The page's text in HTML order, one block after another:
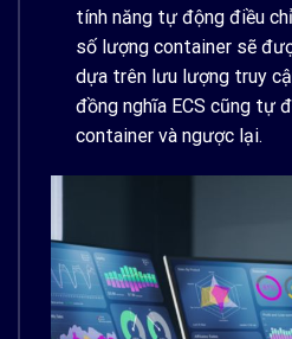
tính năng tự động điều
số lượng container sẽ
dựa trên lưu lượng truy
đồng nghĩa ECS cũng tự
container và ngược lại.